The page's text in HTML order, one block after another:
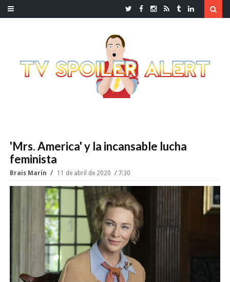
'Mrs. America' y la incansable lucha
feminista
Brais Marín 11 de abril de 2020 7:30